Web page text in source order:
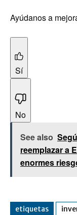
Ayúdanos a
Sí
No
See also
reemplazar a
enormes
etiquetas